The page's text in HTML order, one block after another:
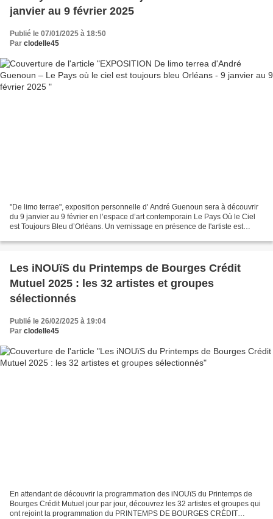
janvier au 9 février 2025
Publié le 07/01/2025 à 18:50
Par clodelle45
"De limo terrae", exposition personnelle d' André Guenoun sera à découvrir
du 9 janvier au 9 février en l’espace d’art contemporain Le Pays Où le Ciel
est Toujours Bleu d’Orléans. Un vernissage en présence de l'artiste est
Les iNOUïS du Printemps de Bourges Crédit
Mutuel 2025 : les 32 artistes et groupes
sélectionnés
Publié le 26/02/2025 à 19:04
Par clodelle45
En attendant de découvrir la programmation des iNOUïS du Printemps de
Bourges Crédit Mutuel jour par jour, découvrez les 32 artistes et groupes qui
ont rejoint la programmation du PRINTEMPS DE BOURGES CRÉDIT